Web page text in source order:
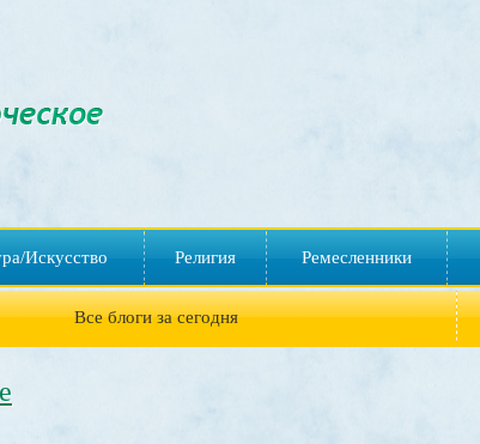
Искусство Религия Ремесленники
Все блоги за сегодня